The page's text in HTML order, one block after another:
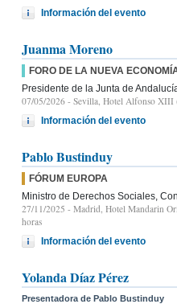
Información del evento
Juanma Moreno
FORO DE LA NUEVA
Presidente de la Junta de
07/05/2026 - Sevilla, Hotel Alfonso XIII
Información del evento
Pablo Bustinduy
FÓRUM EUROPA
Ministro de Derechos Sociales,
27/11/2025 - Madrid, Hotel Mandarin
horas
Información del evento
Yolanda Díaz Pérez
Presentadora de Pablo Bustinduy